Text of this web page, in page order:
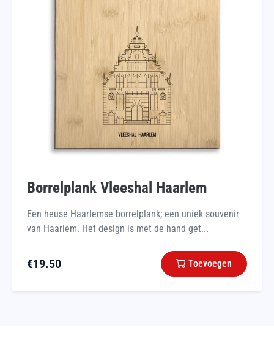
Borrelplank Vleeshal Haarlem
Een heuse Haarlemse borrelplank; een uniek souvenir
van Haarlem. Het design is met de hand get...
€19.50 Toevoegen